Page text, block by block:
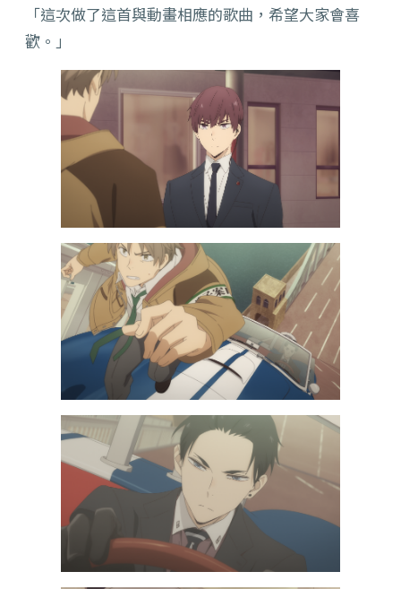
「這次做了這首與動畫相應的歌曲，希望大家會喜
歡。」